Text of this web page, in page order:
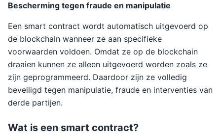
Bescherming tegen fraude en manipulatie
Een smart contract wordt automatisch uitgevoerd op
de blockchain wanneer ze aan specifieke
voorwaarden voldoen. Omdat ze op de blockchain
draaien kunnen ze alleen uitgevoerd worden zoals ze
zijn geprogrammeerd. Daardoor zijn ze volledig
beveiligd tegen manipulatie, fraude en interventies van
derde partijen.
Wat is een smart contract?